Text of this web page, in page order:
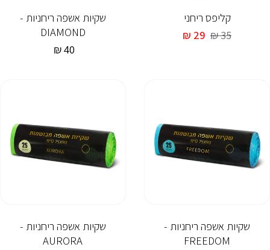
קליפס ריחני
מחיר
35 ₪
מחיר
29 ₪
שקיות אשפה ריחניות -
DIAMOND
מחיר
40 ₪
שקיות אשפה ריחניות -
FREEDOM
שקיות אשפה ריחניות -
AURORA